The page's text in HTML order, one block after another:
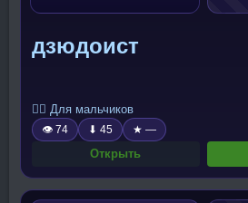
дзюдоист
🧍‍♂️ Для мальчиков
👁 74 ⬇ 45 ★ —
Открыть